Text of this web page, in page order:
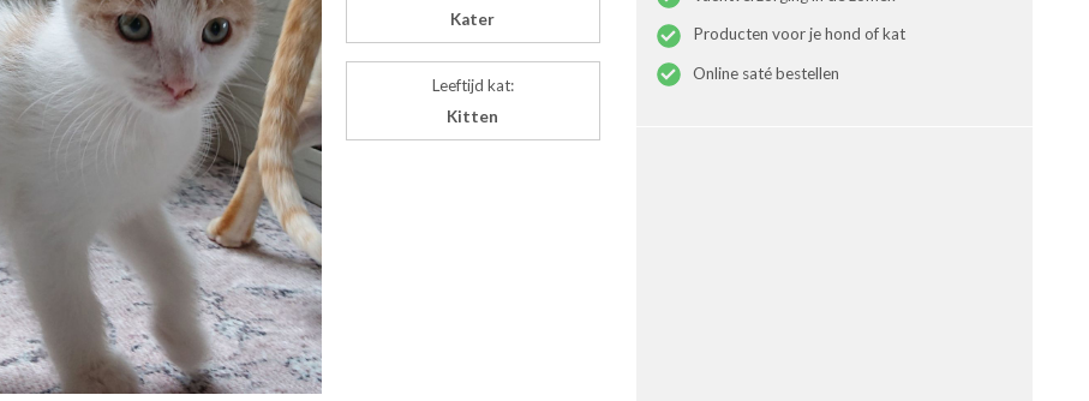
Kater
Leeftijd kat:
Kitten
Producten voor je hond of kat
Online saté bestellen